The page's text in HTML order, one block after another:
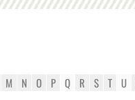
M N O P Q R S T U